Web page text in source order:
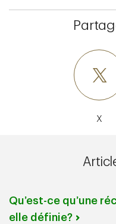
X
Qu’est-ce qu’une
elle définie?